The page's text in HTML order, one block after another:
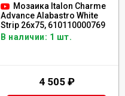
Мозаика Italon Charme
Advance Alabastro White
Strip 26x75, 610110000769
В наличии: 1 шт.
4 505 ₽